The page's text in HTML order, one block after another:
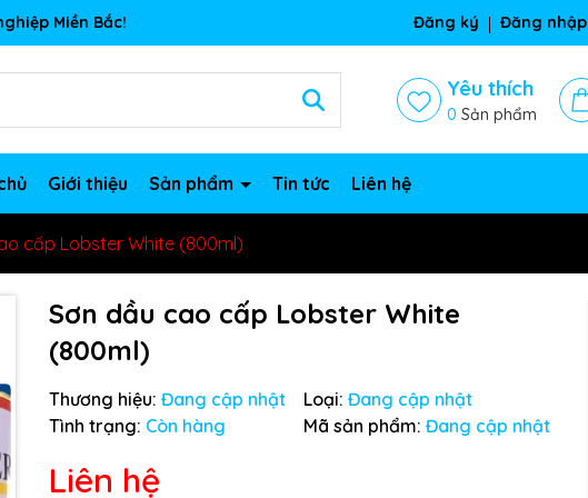
Miền Bắc! Đăng ký Đăng nhập
Yêu thích
0 Sản phẩm
Giới thiệu Sản phẩm Tin tức Liên hệ
cấp Lobster White (800ml)
Sơn dầu cao cấp Lobster White
(800ml)
Thương hiệu: Đang cập nhật Loại: Đang cập nhật
Tình trạng: Còn hàng Mã sản phẩm: Đang cập nhật
Liên hệ